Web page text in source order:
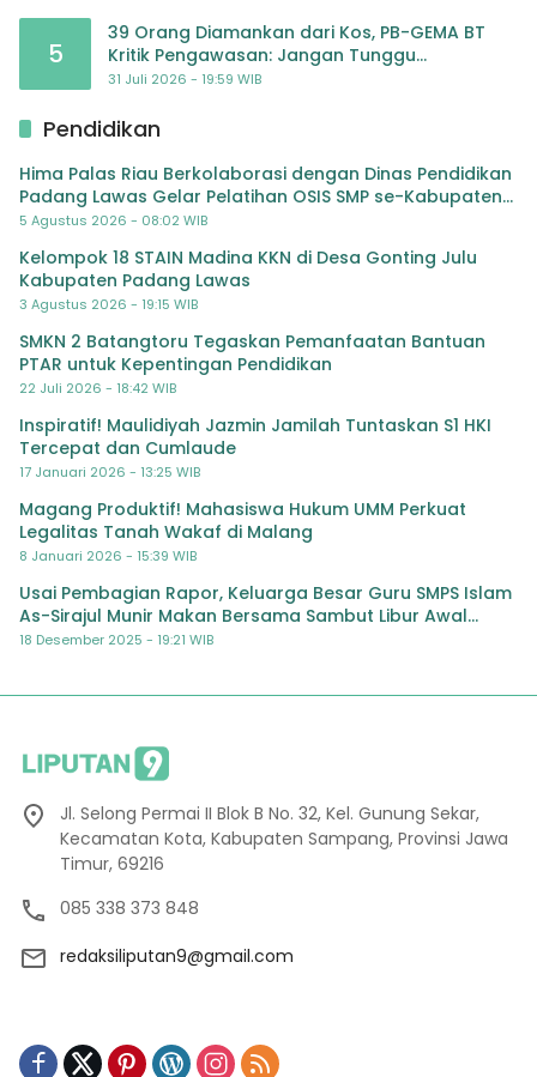
5
39 Orang Diamankan dari Kos, PB-GEMA BT
Kritik Pengawasan: Jangan Tunggu
Masyarakat Bergerak Baru Negara Bertindak
31 Juli 2026 - 19:59 WIB
Pendidikan
Hima Palas Riau Berkolaborasi dengan Dinas Pendidikan
Padang Lawas Gelar Pelatihan OSIS SMP se-Kabupaten
Padang Lawas
5 Agustus 2026 - 08:02 WIB
Kelompok 18 STAIN Madina KKN di Desa Gonting Julu
Kabupaten Padang Lawas
3 Agustus 2026 - 19:15 WIB
SMKN 2 Batangtoru Tegaskan Pemanfaatan Bantuan
PTAR untuk Kepentingan Pendidikan
22 Juli 2026 - 18:42 WIB
Inspiratif! Maulidiyah Jazmin Jamilah Tuntaskan S1 HKI
Tercepat dan Cumlaude
17 Januari 2026 - 13:25 WIB
Magang Produktif! Mahasiswa Hukum UMM Perkuat
Legalitas Tanah Wakaf di Malang
8 Januari 2026 - 15:39 WIB
Usai Pembagian Rapor, Keluarga Besar Guru SMPS Islam
As-Sirajul Munir Makan Bersama Sambut Libur Awal
Semester
18 Desember 2025 - 19:21 WIB
Jl. Selong Permai II Blok B No. 32, Kel. Gunung Sekar,
Kecamatan Kota, Kabupaten Sampang, Provinsi Jawa
Timur, 69216
085 338 373 848
redaksiliputan9@gmail.com